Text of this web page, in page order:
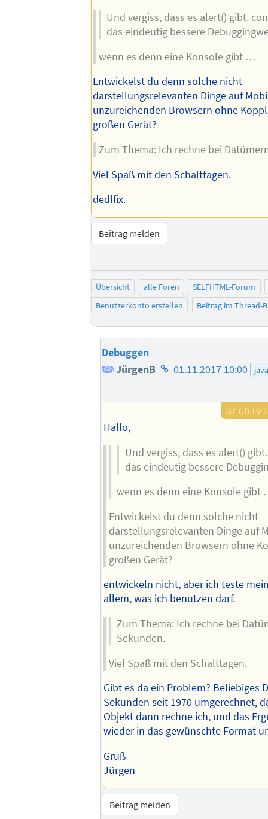
Und vergiss, dass es alert() gibt.
das eindeutig bessere
wenn es denn eine Konsole gibt …
Entwickelst du denn solche nicht
darstellungsrelevanten Dinge auf
unzureichenden Browsern ohne
großen Gerät?
Zum Thema: Ich rechne bei
Viel Spaß mit den Schalttagen.
dedlfix.
Beitrag melden
Übersicht alle Foren
SELFHTML-Forum
Benutzerkonto erstellen
Beitrag im Thread-
Debuggen
JürgenB Homepage
Autors
01.11.2017 10:00
Hallo,
Und vergiss, dass es alert()
das eindeutig bessere
wenn es denn eine Konsole gibt
Entwickelst du denn solche nicht
darstellungsrelevanten Dinge auf
unzureichenden Browsern ohne
großen Gerät?
entwickeln nicht, aber ich teste
allem, was ich benutzen darf.
Zum Thema: Ich rechne bei
Sekunden.
Viel Spaß mit den Schalttagen.
Gibt es da ein Problem? Beliebiges
Sekunden seit 1970 umgerechnet,
Objekt dann rechne ich, und das
wieder in das gewünschte Format
Gruß
Jürgen
Beitrag melden